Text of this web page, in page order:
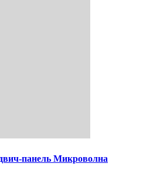
панель Микроволна